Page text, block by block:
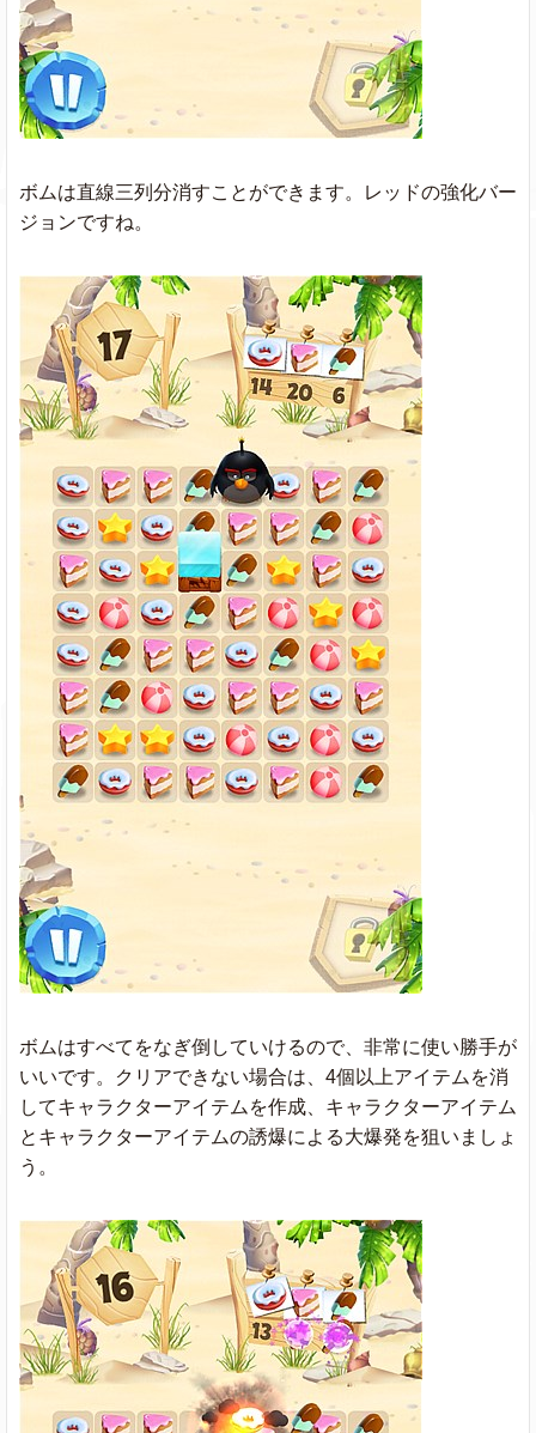
ボムは直線三列分消すことができます。レッドの強化バー
ジョンですね。
ボムはすべてをなぎ倒していけるので、非常に使い勝手が
いいです。クリアできない場合は、4個以上アイテムを消
してキャラクターアイテムを作成、キャラクターアイテム
とキャラクターアイテムの誘爆による大爆発を狙いましょ
う。